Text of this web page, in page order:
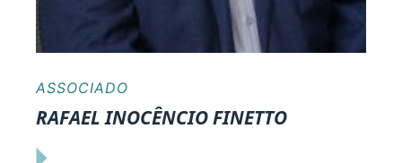
ASSOCIADO
RAFAEL INOCÊNCIO FINETTO